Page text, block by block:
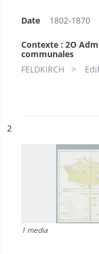
Date 1802-1870
Contexte : 2O
communales
FELDKIRCH
n°
2
1 media